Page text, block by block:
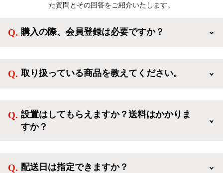
た質問とその回答をご紹介いたします。
購入の際、会員登録は必要ですか？
方、登録しなくてもカートに商品を入れた後、ログイ
取り扱っている商品を教えてください。
活を応援するような家電セットから、季節・空調家
電、調理家電、生活家電まで、幅広く中古家電を取り
設置はしてもらえますか？送料はかかりま
すか？
神奈川・千葉)において自社配送を選択いただくこと
配送日は指定できますか？